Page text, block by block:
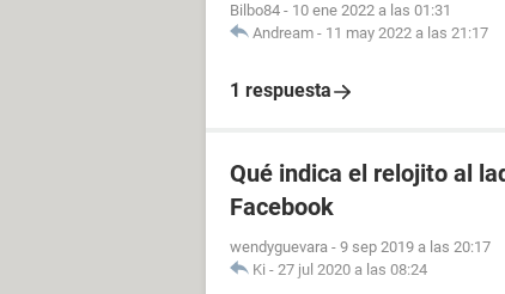
Bilbo84 - 10 ene 2022 a las 01:31
Andream - 11 may 2022 a las 21:17
1 respuesta
Qué indica el relojito al
Facebook
wendyguevara - 9 sep 2019 a las 20:17
Ki - 27 jul 2020 a las 08:24